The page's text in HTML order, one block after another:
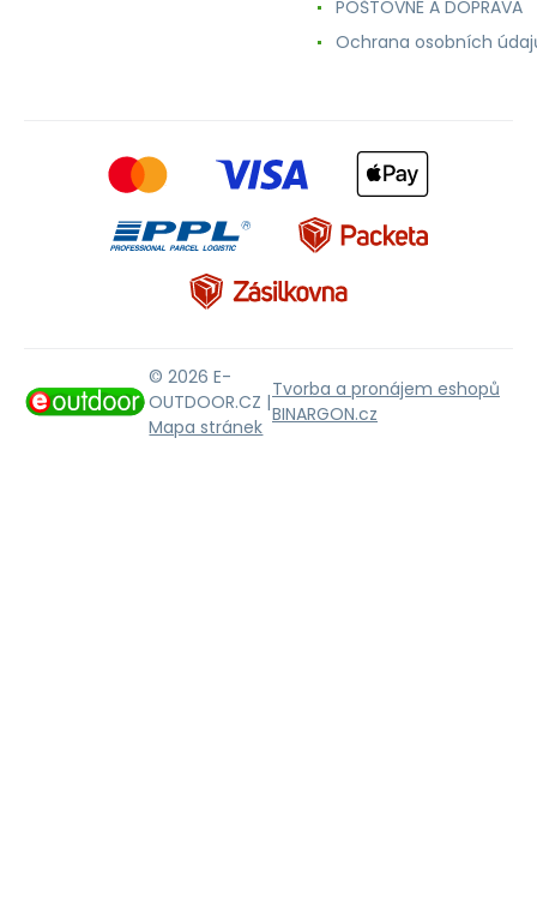
POŠTOVNÉ A DOPRAVA
Ochrana osobních
© 2026 E-
OUTDOOR.CZ |
Mapa stránek
Tvorba a pronájem eshopů
BINARGON.cz